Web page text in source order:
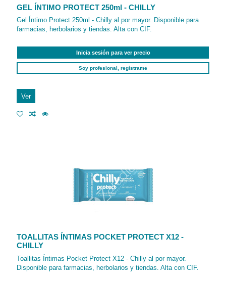
GEL ÍNTIMO PROTECT 250ml - CHILLY
Gel Íntimo Protect 250ml - Chilly al por mayor. Disponible para
farmacias, herbolarios y tiendas. Alta con CIF.
Inicia sesión para ver precio
Soy profesional, regístrame
Ver
TOALLITAS ÍNTIMAS POCKET PROTECT X12 -
CHILLY
Toallitas Íntimas Pocket Protect X12 - Chilly al por mayor.
Disponible para farmacias, herbolarios y tiendas. Alta con CIF.